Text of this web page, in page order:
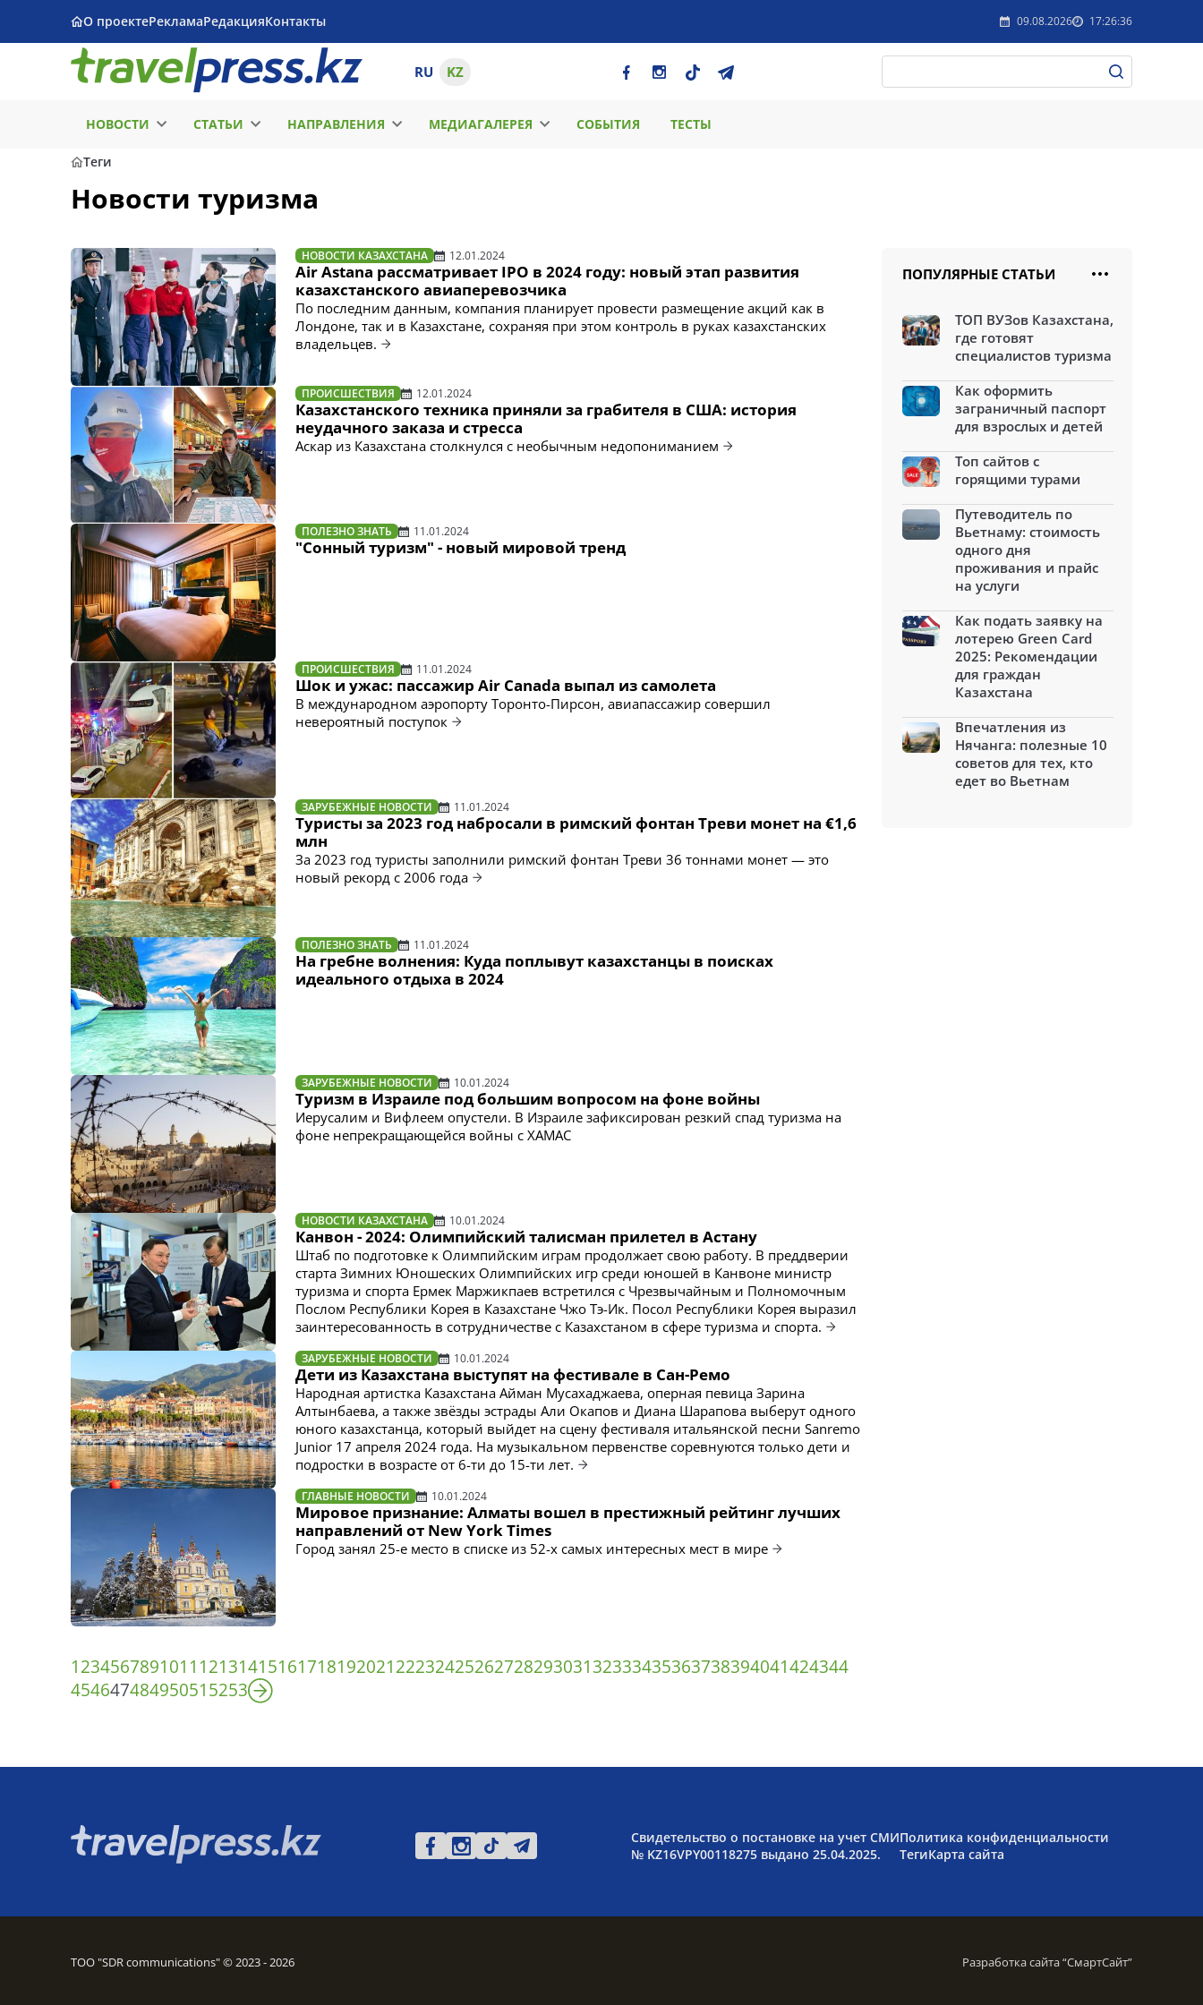
О проектеРекламаРедакцияКонтакты 09.08.2026 17:26:36
RU KZ
НОВОСТИ СТАТЬИ НАПРАВЛЕНИЯ МЕДИАГАЛЕРЕЯ СОБЫТИЯ ТЕСТЫ
Теги
Новости туризма
НОВОСТИ КАЗАХСТАНА 12.01.2024
Air Astana рассматривает IPO в 2024 году: новый этап развития
казахстанского авиаперевозчика
По последним данным, компания планирует провести размещение акций как в
Лондоне, так и в Казахстане, сохраняя при этом контроль в руках казахстанских
владельцев.
ПРОИСШЕСТВИЯ 12.01.2024
Казахстанского техника приняли за грабителя в США: история
неудачного заказа и стресса
Аскар из Казахстана столкнулся с необычным недопониманием
ПОЛЕЗНО ЗНАТЬ 11.01.2024
"Сонный туризм" - новый мировой тренд
ПРОИСШЕСТВИЯ 11.01.2024
Шок и ужас: пассажир Air Canada выпал из самолета
В международном аэропорту Торонто-Пирсон, авиапассажир совершил
невероятный поступок
ЗАРУБЕЖНЫЕ НОВОСТИ 11.01.2024
Туристы за 2023 год набросали в римский фонтан Треви монет на €1,6
млн
За 2023 год туристы заполнили римский фонтан Треви 36 тоннами монет — это
новый рекорд с 2006 года
ПОЛЕЗНО ЗНАТЬ 11.01.2024
На гребне волнения: Куда поплывут казахстанцы в поисках
идеального отдыха в 2024
ЗАРУБЕЖНЫЕ НОВОСТИ 10.01.2024
Туризм в Израиле под большим вопросом на фоне войны
Иерусалим и Вифлеем опустели. В Израиле зафиксирован резкий спад туризма на
фоне непрекращающейся войны с ХАМАС
НОВОСТИ КАЗАХСТАНА 10.01.2024
Канвон - 2024: Олимпийский талисман прилетел в Астану
Штаб по подготовке к Олимпийским играм продолжает свою работу. В преддверии
старта Зимних Юношеских Олимпийских игр среди юношей в Канвоне министр
туризма и спорта Ермек Маржикпаев встретился с Чрезвычайным и Полномочным
Послом Республики Корея в Казахстане Чжо Тэ-Ик. Посол Республики Корея выразил
заинтересованность в сотрудничестве с Казахстаном в сфере туризма и спорта.
ЗАРУБЕЖНЫЕ НОВОСТИ 10.01.2024
Дети из Казахстана выступят на фестивале в Сан-Ремо
Народная артистка Казахстана Айман Мусахаджаева, оперная певица Зарина
Алтынбаева, а также звёзды эстрады Али Окапов и Диана Шарапова выберут одного
юного казахстанца, который выйдет на сцену фестиваля итальянской песни Sanremo
Junior 17 апреля 2024 года. На музыкальном первенстве соревнуются только дети и
подростки в возрасте от 6-ти до 15-ти лет.
ГЛАВНЫЕ НОВОСТИ 10.01.2024
Мировое признание: Алматы вошел в престижный рейтинг лучших
направлений от New York Times
Город занял 25-е место в списке из 52-х самых интересных мест в мире
1234567891011 121314151617181920212223242526272829303132333435363738394041424344
454647484950515253
ПОПУЛЯРНЫЕ СТАТЬИ
ТОП ВУЗов Казахстана,
где готовят
специалистов туризма
Как оформить
заграничный паспорт
для взрослых и детей
Топ сайтов с
горящими турами
Путеводитель по
Вьетнаму: стоимость
одного дня
проживания и прайс
на услуги
Как подать заявку на
лотерею Green Card
2025: Рекомендации
для граждан
Казахстана
Впечатления из
Нячанга: полезные 10
советов для тех, кто
едет во Вьетнам
Свидетельство о постановке на учет СМИ
№ KZ16VPY00118275 выдано 25.04.2025.
Политика конфиденциальности
ТегиКарта сайта
ТОО "SDR communications" © 2023 - 2026 Разработка сайта “СмартСайт”